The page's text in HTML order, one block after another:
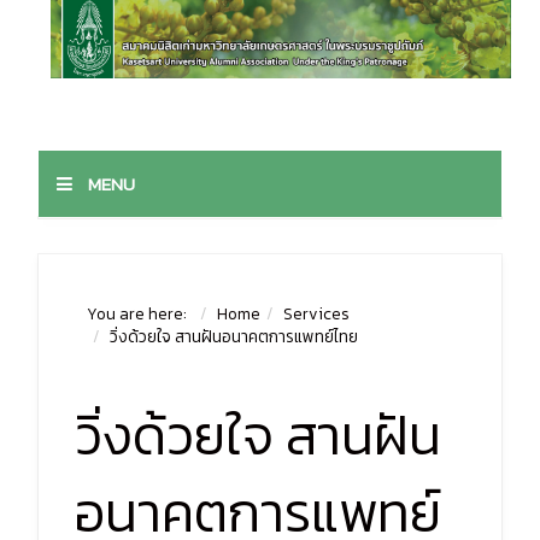
MENU
You are here: Home
Services
วิ่งด้วยใจ สานฝันอนาคตการแพทย์ไทย
วิ่งด้วยใจ สานฝัน
อนาคตการแพทย์